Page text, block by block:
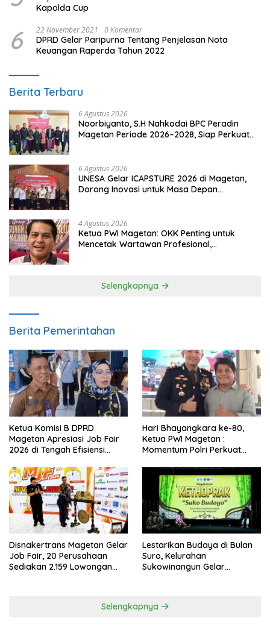
Kapolda Cup
6 22 November 2021 0 Komentar
DPRD Gelar Paripurna Tentang Penjelasan Nota
Keuangan Raperda Tahun 2022
Berita Terbaru
6 Agustus 2026
Noorbiyanto, S.H Nahkodai BPC Peradin
Magetan Periode 2026–2028, Siap Perkuat
6 Agustus 2026
UNESA Gelar ICAPSTURE 2026 di Magetan,
Dorong Inovasi untuk Masa Depan
4 Agustus 2026
Ketua PWI Magetan: OKK Penting untuk
Mencetak Wartawan Profesional,
Selengkapnya
Berita Pemerintahan
Ketua Komisi B DPRD
Magetan Apresiasi Job Fair
2026 di Tengah Efisiensi
Hari Bhayangkara ke-80,
Ketua PWI Magetan :
Momentum Polri Perkuat
Disnakertrans Magetan Gelar
Job Fair, 20 Perusahaan
Sediakan 2.159 Lowongan
Lestarikan Budaya di Bulan
Suro, Kelurahan
Sukowinangun Gelar
Selengkapnya